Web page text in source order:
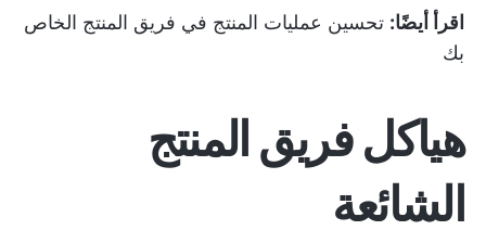
اقرأ أيضًا: تحسين عمليات المنتج في فريق المنتج الخاص
بك
هياكل فريق المنتج
الشائعة